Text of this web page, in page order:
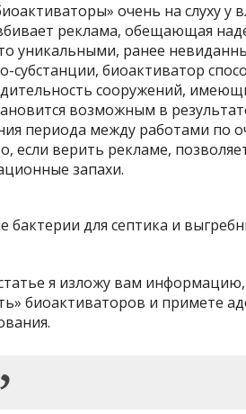
очень на слуху
реклама, обещающая
уникальными, ранее
субстанции, биоактиватор
сооружений,
возможным в
периода между работами по
если верить рекламе,
запахи.
я изложу вам
биоактиваторов и примете